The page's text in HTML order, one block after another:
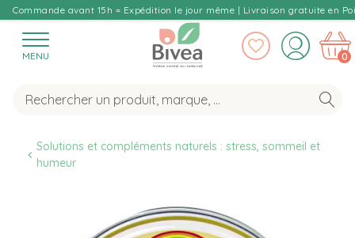
Commande avant 15h = Expédition le jour même | Livraison gratuite en
MENU 0
Solutions et compléments naturels : stress, sommeil et
humeur